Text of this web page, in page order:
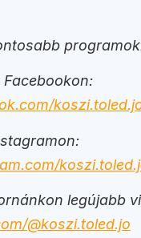
Facebookon:
legújabb
@koszi.toled.jo